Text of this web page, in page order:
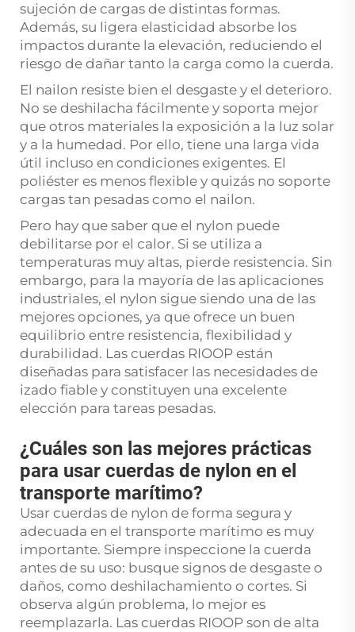
sujeción de cargas de distintas formas.
Además, su ligera elasticidad absorbe los
impactos durante la elevación, reduciendo el
riesgo de dañar tanto la carga como la cuerda.
El nailon resiste bien el desgaste y el deterioro.
No se deshilacha fácilmente y soporta mejor
que otros materiales la exposición a la luz solar
y a la humedad. Por ello, tiene una larga vida
útil incluso en condiciones exigentes. El
poliéster es menos flexible y quizás no soporte
cargas tan pesadas como el nailon.
Pero hay que saber que el nylon puede
debilitarse por el calor. Si se utiliza a
temperaturas muy altas, pierde resistencia. Sin
embargo, para la mayoría de las aplicaciones
industriales, el nylon sigue siendo una de las
mejores opciones, ya que ofrece un buen
equilibrio entre resistencia, flexibilidad y
durabilidad. Las cuerdas RIOOP están
diseñadas para satisfacer las necesidades de
izado fiable y constituyen una excelente
elección para tareas pesadas.
¿Cuáles son las mejores prácticas
para usar cuerdas de nylon en el
transporte marítimo?
Usar cuerdas de nylon de forma segura y
adecuada en el transporte marítimo es muy
importante. Siempre inspeccione la cuerda
antes de su uso: busque signos de desgaste o
daños, como deshilachamiento o cortes. Si
observa algún problema, lo mejor es
reemplazarla. Las cuerdas RIOOP son de alta